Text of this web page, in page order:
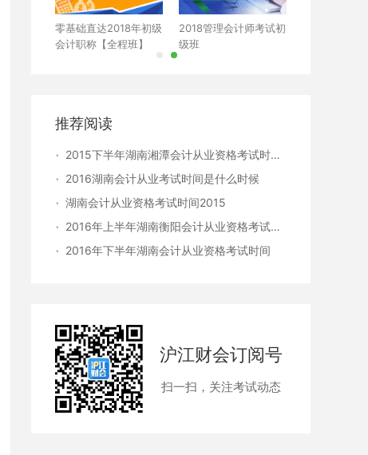
零基础直达2018年初级
会计职称【全程班】
2018管理会计师考试初
级班
推荐阅读
2015下半年湖南湘潭会计从业资格考试时间11月7日起
2016湖南会计从业考试时间是什么时候
湖南会计从业资格考试时间2015
2016年上半年湖南衡阳会计从业资格考试时间
2016年下半年湖南会计从业资格考试时间
沪江财会订阅号
扫一扫，关注考试动态